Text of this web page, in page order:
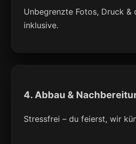
Unbegrenzte Fotos, Druck &
inklusive.
4. Abbau &
Stressfrei – du feierst, wir